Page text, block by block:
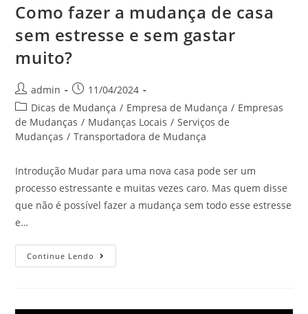
Como fazer a mudança de casa
sem estresse e sem gastar
muito?
admin
11/04/2024
Dicas de Mudança / Empresa de Mudança / Empresas
de Mudanças / Mudanças Locais / Serviços de
Mudanças / Transportadora de Mudança
Introdução Mudar para uma nova casa pode ser um
processo estressante e muitas vezes caro. Mas quem disse
que não é possível fazer a mudança sem todo esse estresse
e…
Continue Lendo